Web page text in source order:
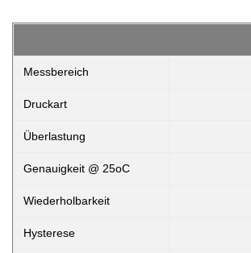
Messbereich
Druckart
Überlastung
Genauigkeit @ 25oC
Wiederholbarkeit
Hysterese